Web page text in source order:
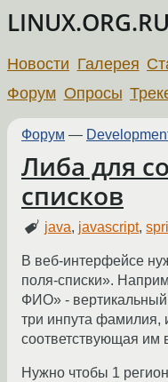
LINUX.ORG.RU
Новости Галерея
Форум Опросы
Форум —
Либа для
списков
java, javascript,
В веб-интерфейсе
поля-списки».
ФИО» - вертикальный
три инпута фамилия,
соответствующая им
Нужно чтобы 1